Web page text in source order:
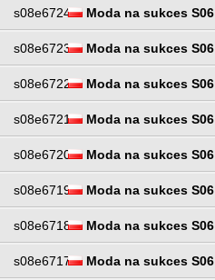
s08e6724 Moda na sukces S06
s08e6723 Moda na sukces S06
s08e6722 Moda na sukces S06
s08e6721 Moda na sukces S06
s08e6720 Moda na sukces S06
s08e6719 Moda na sukces S06
s08e6718 Moda na sukces S06
s08e6717 Moda na sukces S06